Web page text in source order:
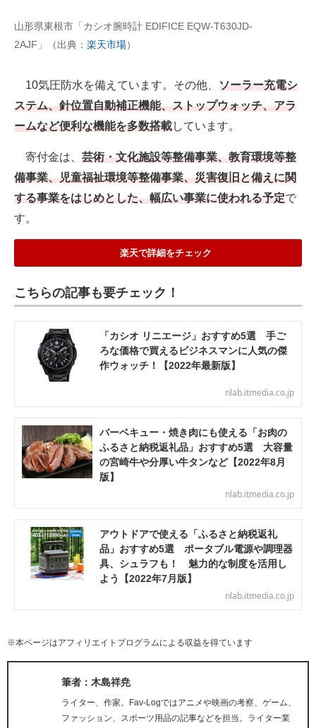
山形県東根市「カシオ腕時計 EDIFICE EQW-T630JD-
2AJF」（出典： 楽天市場）
10気圧防水を備えています。その他、 ソーラー充電シ
ステム、針位置自動補正機能、ストップウォッチ、アラ
ームなど便利な機能を多数搭載しています。
寄付金は、 芸術・文化施設等整備事業、教育環境等整
備事業、児童福祉環境等整備事業、災害復旧と備えに関
する事業をはじめとした、幅広い事業に使われる予定で
す。
楽天で詳細をチェック
こちらの記事も要チェック！
「カシオ リニエージ」おすすめ5選 手ご
ろな価格で買えるビジネスマンに人気の傑
作ウォッチ！【2022年最新版】
nlab.itmedia.co.jp
バーベキュー・焼き肉にも使える「お肉の
ふるさと納税返礼品」おすすめ5選 大容量
の宮崎牛や分厚い牛タンなど【2022年8月
版】
nlab.itmedia.co.jp
アウトドアで使える「ふるさと納税返礼
品」おすすめ5選 ポータブル電源や調理器
具、シュラフも！ 魅力的な制度を活用し
よう【2022年7月版】
nlab.itmedia.co.jp
※本ページはアフィリエイトプログラムによる収益を得ています
筆者：木島祥尭
ライター、作家。Fav-Logではアニメや映画の考察、ゲーム、
ファッション、スポーツ用品の記事などを担当。ライター業